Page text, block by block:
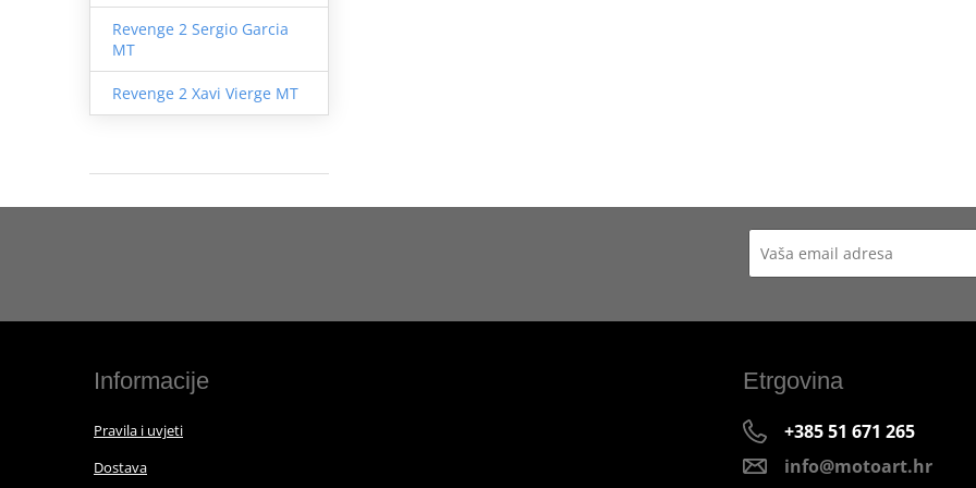
Revenge 2 Sergio Garcia
MT
Revenge 2 Xavi Vierge MT
Informacije
Pravila i uvjeti
Dostava
Etrgovina
+385 51 671 265
info@motoart.hr